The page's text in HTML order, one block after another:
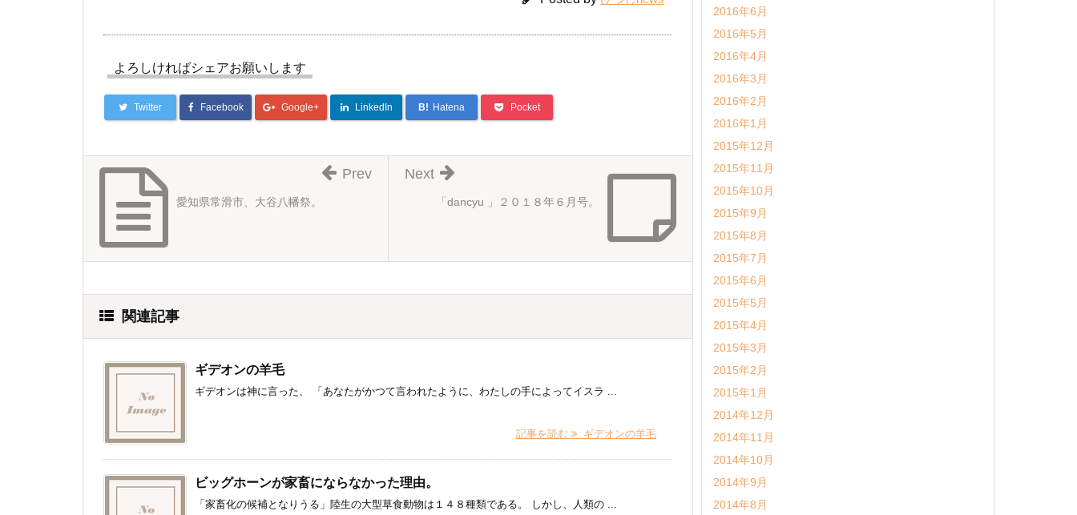
よろしければシェアお願いします
Twitter Facebook Google+ LinkedIn B! Hatena Pocket
「dancyu 」２０１８年６月号。
Next
愛知県常滑市、大谷八幡祭。
Prev
関連記事
ギデオンの羊毛
ギデオンは神に言った、 「あなたがかつて言われたように、わたしの手によってイスラ ...
記事を読む ギデオンの羊毛
ビッグホーンが家畜にならなかった理由。
「家畜化の候補となりうる」陸生の大型草食動物は１４８種類である。 しかし、人類の ...
2016年6月
2016年5月
2016年4月
2016年3月
2016年2月
2016年1月
2015年12月
2015年11月
2015年10月
2015年9月
2015年8月
2015年7月
2015年6月
2015年5月
2015年4月
2015年3月
2015年2月
2015年1月
2014年12月
2014年11月
2014年10月
2014年9月
2014年8月